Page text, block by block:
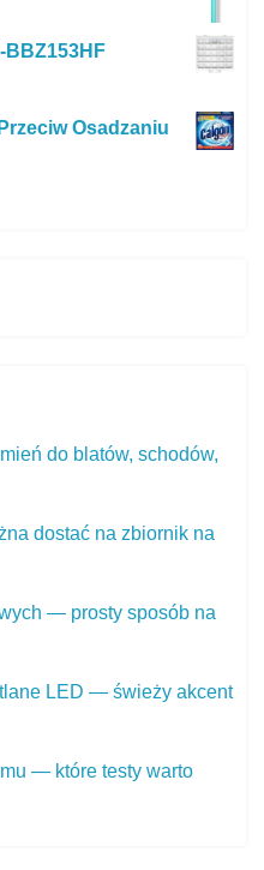
BBZ153HF
Osadzaniu
do blatów, schodów,
dostać na zbiornik na
— prosty sposób na
LED — świeży akcent
— które testy warto